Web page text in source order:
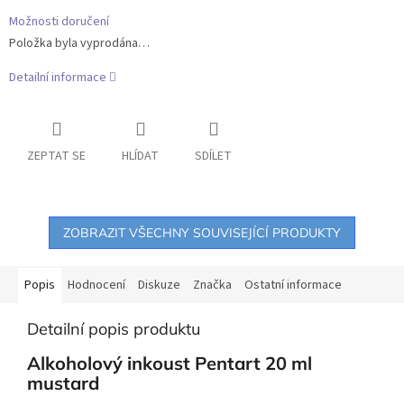
Možnosti doručení
Položka byla vyprodána…
Detailní informace
ZEPTAT SE HLÍDAT SDÍLET
ZOBRAZIT VŠECHNY SOUVISEJÍCÍ PRODUKTY
Popis Hodnocení Diskuze Značka Ostatní informace
Detailní popis produktu
Alkoholový inkoust Pentart 20 ml
mustard